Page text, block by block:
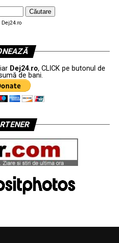
Dej24.ro
Dej24.ro, CLICK pe butonul de
de bani.